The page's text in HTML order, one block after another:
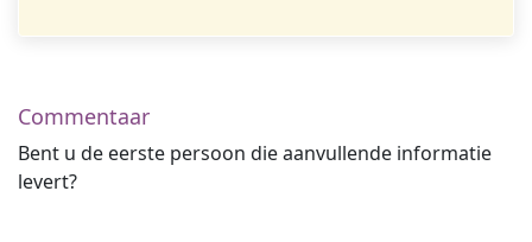
Commentaar
Bent u de eerste persoon die aanvullende informatie
levert?